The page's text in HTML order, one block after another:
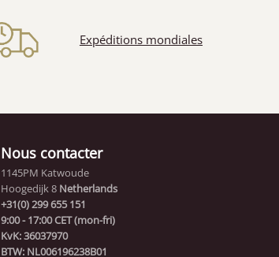
Expéditions mondiales
Nous contacter
1145PM Katwoude
Hoogedijk 8 Netherlands
+31(0) 299 655 151
9:00 - 17:00 CET (mon-fri)
KvK: 36037970
BTW: NL006196238B01